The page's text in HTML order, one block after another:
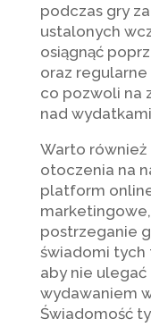
podczas gry
ustalonych
osiągnąć
oraz
co pozwoli na
nad
Warto również
otoczenia na
platform
postrzeganie
świadomi tych
aby nie ulegać
wydawaniem
Świadomość